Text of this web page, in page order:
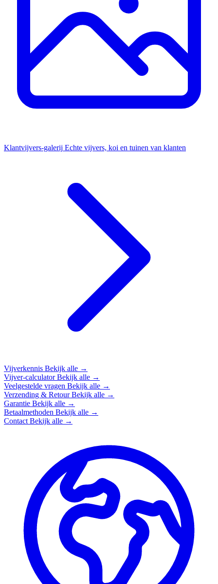
Klantvijvers-galerij Echte vijvers, koi en tuinen van klanten
Vijverkennis Bekijk alle →
Vijver-calculatorBekijk alle →
Veelgestelde vragen Bekijk alle →
Verzending & RetourBekijk alle →
Garantie Bekijk alle →
Betaalmethoden Bekijk alle →
Contact Bekijk alle →